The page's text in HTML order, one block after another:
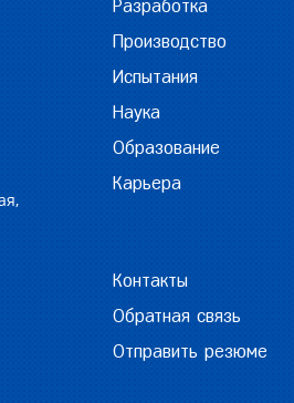
Разработка
Производство
Испытания
Наука
Образование
Карьера
Контакты
Обратная связь
Отправить резюме